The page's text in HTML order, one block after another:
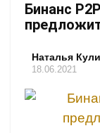
Бинанс
Наталья
18.06.2021